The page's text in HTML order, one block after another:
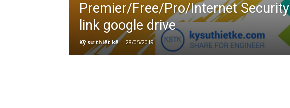
Premier/Free/Pro/Internet Security
link google drive
Kỹ sư thiết kế - 28/05/2019